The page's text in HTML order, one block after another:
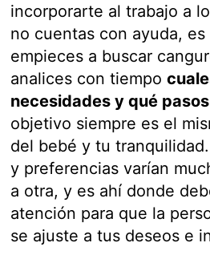
incorporarte al trabajo a
no cuentas con ayuda,
empieces a buscar
analices con tiempo
necesidades y qué
objetivo siempre es el
del bebé y tu
y preferencias varían
a otra, y es ahí donde
atención para que la
se ajuste a tus deseos e